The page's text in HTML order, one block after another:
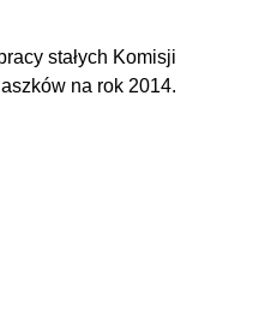
stałych Komisji
na rok 2014.